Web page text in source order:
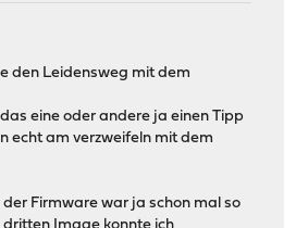
den Leidensweg mit dem
eine oder andere ja einen Tipp
echt am verzweifeln mit dem
Firmware war ja schon mal so